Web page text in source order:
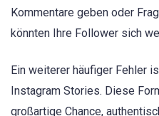
Kommentare geben oder
könnten Ihre Follower sich
Ein weiterer häufiger Fehler
Instagram Stories. Diese
großartige Chance,